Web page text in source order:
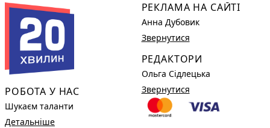
РОБОТА У НАС
Шукаєм таланти
Детальніше
РЕКЛАМА НА САЙТІ
Анна Дубовик
Звернутися
РЕДАКТОРИ
Ольга Сідлецька
Звернутися